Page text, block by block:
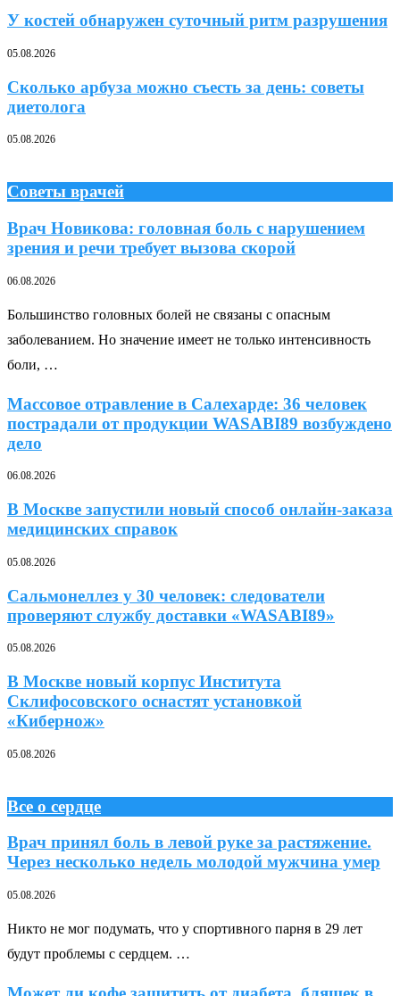
У костей обнаружен суточный ритм разрушения
05.08.2026
Сколько арбуза можно съесть за день: советы
диетолога
05.08.2026
Советы врачей
Врач Новикова: головная боль с нарушением
зрения и речи требует вызова скорой
06.08.2026
Большинство головных болей не связаны с опасным
заболеванием. Но значение имеет не только интенсивность
боли, …
Массовое отравление в Салехарде: 36 человек
пострадали от продукции WASABI89 возбуждено
дело
06.08.2026
В Москве запустили новый способ онлайн-заказа
медицинских справок
05.08.2026
Сальмонеллез у 30 человек: следователи
проверяют службу доставки «WASABI89»
05.08.2026
В Москве новый корпус Института
Склифосовского оснастят установкой
«Кибернож»
05.08.2026
Все о сердце
Врач принял боль в левой руке за растяжение.
Через несколько недель молодой мужчина умер
05.08.2026
Никто не мог подумать, что у спортивного парня в 29 лет
будут проблемы с сердцем. …